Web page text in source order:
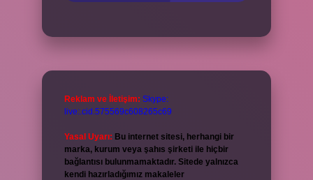
Reklam ve İletişim: Skype:
live:.cid.575569c608265c69
Yasal Uyarı: Bu internet sitesi, herhangi bir
marka, kurum veya şahıs şirketi ile hiçbir
bağlantısı bulunmamaktadır. Sitede yalnızca
kendi hazırladığımız makaleler